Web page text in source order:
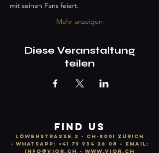
mit seinen Fans feiert.
Mehr anzeigen
Diese Veranstaltung
teilen
FIND US
LÖWENSTRASSE 2 - CH-8001 ZÜRICH
- WhatsApp: +41 79 934 26 08
- email:
info @vior.ch - www.vior.ch